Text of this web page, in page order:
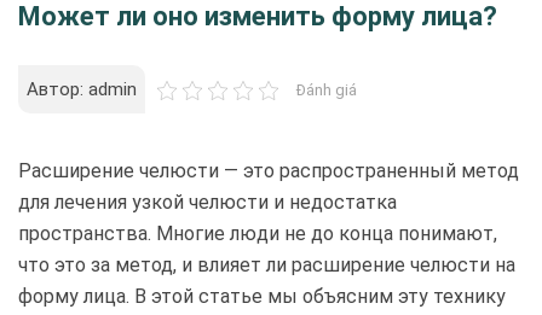
Может ли оно изменить форму лица?
Автор: admin Đánh giá
Расширение челюсти — это распространенный метод
для лечения узкой челюсти и недостатка
пространства. Многие люди не до конца понимают,
что это за метод, и влияет ли расширение челюсти на
форму лица. В этой статье мы объясним эту технику